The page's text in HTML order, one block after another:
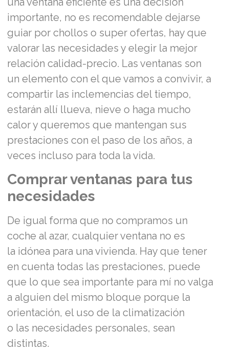
importante, no es recomendable dejarse
guiar por chollos o super ofertas, hay que
valorar las necesidades y elegir la mejor
relación calidad-precio. Las ventanas son
un elemento con el que vamos a convivir, a
compartir las inclemencias del tiempo,
estarán allí llueva, nieve o haga mucho
calor y queremos que mantengan sus
prestaciones con el paso de los años, a
veces incluso para toda la vida.
Comprar ventanas para tus
necesidades
De igual forma que no compramos un
coche al azar, cualquier ventana no es
la idónea para una vivienda. Hay que tener
en cuenta todas las prestaciones, puede
que lo que sea importante para mí no valga
a alguien del mismo bloque porque la
orientación, el uso de la climatización
o las necesidades personales, sean
distintas.